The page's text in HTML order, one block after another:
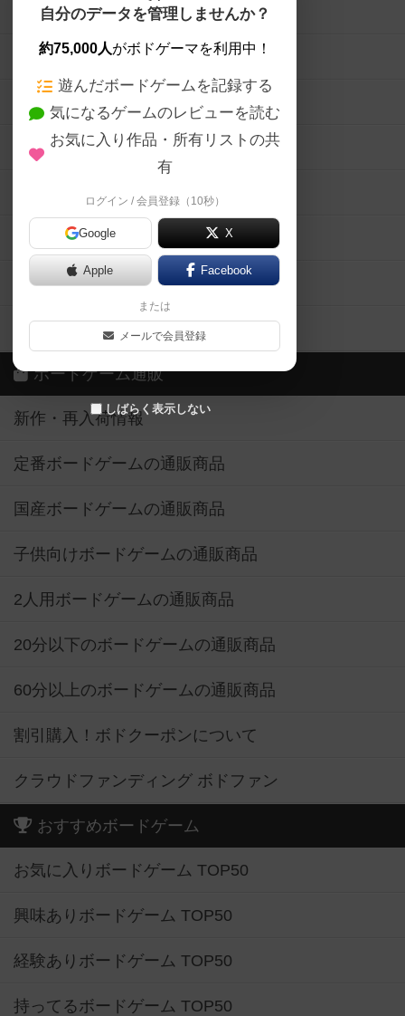
自分のデータを管理しませんか？
約75,000人がボドゲーマを利用中！
遊んだボードゲームを記録する
気になるゲームのレビューを読む
お気に入り作品・所有リストの共
有
ログイン / 会員登録（10秒）
Google X
Apple Facebook
または
メールで会員登録
しばらく表示しない
ボードゲームを検索する
ボードゲームの新着レビュー
ボードゲーム会情報
メカニクス特集
掲示板・トピックス
ボドとも・会員一覧
ボードゲーム業界コラム
ボドゲーマご利用案内
ボードゲーム通販
新作・再入荷情報
定番ボードゲームの通販商品
国産ボードゲームの通販商品
子供向けボードゲームの通販商品
2人用ボードゲームの通販商品
20分以下のボードゲームの通販商品
60分以上のボードゲームの通販商品
割引購入！ボドクーポンについて
クラウドファンディング ボドファン
おすすめボードゲーム
お気に入りボードゲーム TOP50
興味ありボードゲーム TOP50
経験ありボードゲーム TOP50
持ってるボードゲーム TOP50